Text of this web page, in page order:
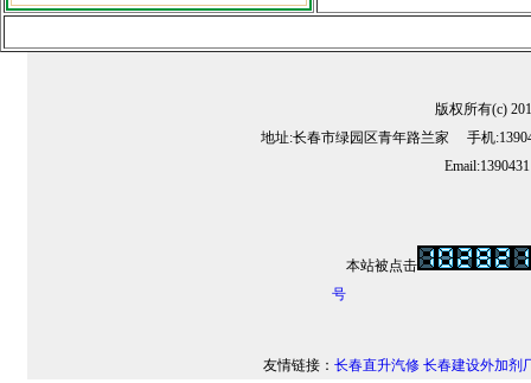
版权所有(c)
地址:长春市绿园区青年路兰家 手机
本站被点击
号
友情链接： 长春直升汽修 长春建设外加剂